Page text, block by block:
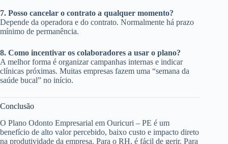
7. Posso cancelar o contrato a qualquer momento?
Depende da operadora e do contrato. Normalmente há prazo
mínimo de permanência.
8. Como incentivar os colaboradores a usar o plano?
A melhor forma é organizar campanhas internas e indicar
clínicas próximas. Muitas empresas fazem uma “semana da
saúde bucal” no início.
Conclusão
O Plano Odonto Empresarial em Ouricuri – PE é um
benefício de alto valor percebido, baixo custo e impacto direto
na produtividade da empresa. Para o RH, é fácil de gerir. Para